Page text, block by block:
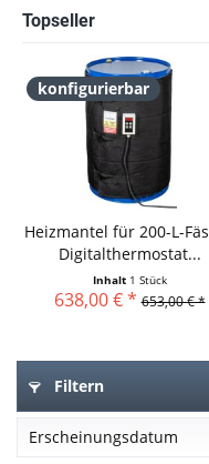
Topseller
konfigurierbar
Heizmantel für 200-L-
Digitalthermostat...
Inhalt 1 Stück
638,00 € * 653,00 € *
Filtern